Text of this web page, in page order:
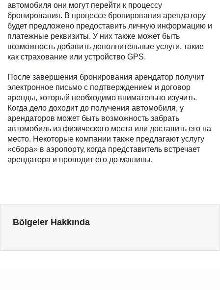
автомобиля они могут перейти к процессу
бронирования. В процессе бронирования арендатору
будет предложено предоставить личную информацию и
платежные реквизиты. У них также может быть
возможность добавить дополнительные услуги, такие
как страхование или устройство GPS.
После завершения бронирования арендатор получит
электронное письмо с подтверждением и договор
аренды, который необходимо внимательно изучить.
Когда дело доходит до получения автомобиля, у
арендаторов может быть возможность забрать
автомобиль из физического места или доставить его на
место. Некоторые компании также предлагают услугу
«сбора» в аэропорту, когда представитель встречает
арендатора и проводит его до машины.
Bölgeler Hakkında